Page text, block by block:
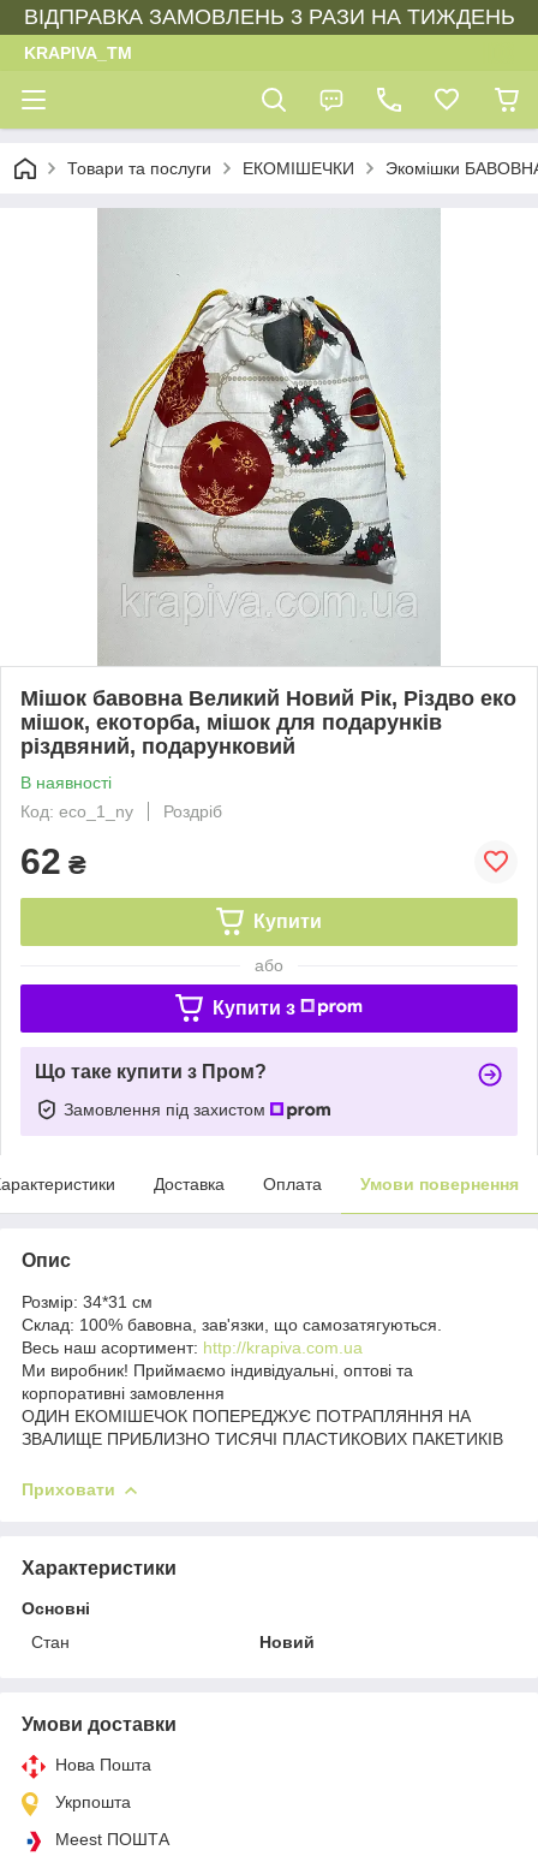
ВІДПРАВКА ЗАМОВЛЕНЬ 3 РАЗИ НА ТИЖДЕНЬ
KRAPIVA_TM
Товари та послуги ЕКОМІШЕЧКИ Экомішки
Мішок бавовна Великий Новий Рік, Різдво еко
мішок, екоторба, мішок для подарунків
різдвяний, подарунковий
В наявності
Код: eco_1_ny
Роздріб
62 ₴
Купити
або
Купити з
Що таке купити з Пром?
Замовлення під захистом
Доставка Оплата Умови повернення
Опис
Розмір: 34*31 см
Склад: 100% бавовна, зав'язки, що самозатягуються.
Весь наш асортимент: http://krapiva.com.ua
Ми виробник! Приймаємо індивідуальні, оптові та
корпоративні замовлення
ОДИН ЕКОМІШЕЧОК ПОПЕРЕДЖУЄ ПОТРАПЛЯННЯ НА
ЗВАЛИЩЕ ПРИБЛИЗНО ТИСЯЧІ ПЛАСТИКОВИХ ПАКЕТИКІВ
Приховати
Характеристики
Основні
Стан
Новий
Умови доставки
Нова Пошта
Укрпошта
Meest ПОШТА